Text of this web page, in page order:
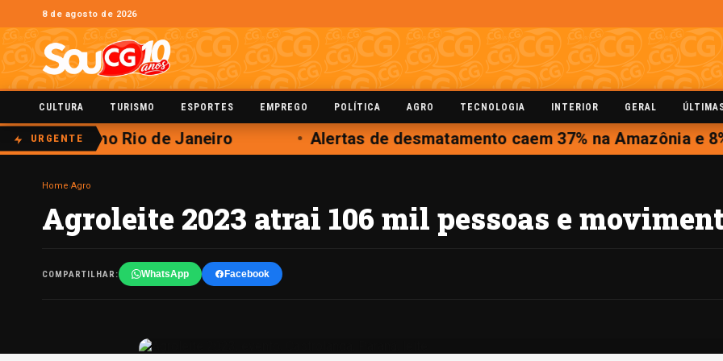
8 de agosto de 2026
CULTURA TURISMO ESPORTES EMPREGO POLÍTICA AGRO TECNOLOGIA INTERIOR GERAL
URGENTE
sábado no Rio de Janeiro Alertas de desmatamento caem 37% na Amazônia e
Home Agro
Agroleite 2023 atrai 106 mil pessoas e
COMPARTILHAR: WhatsApp Facebook